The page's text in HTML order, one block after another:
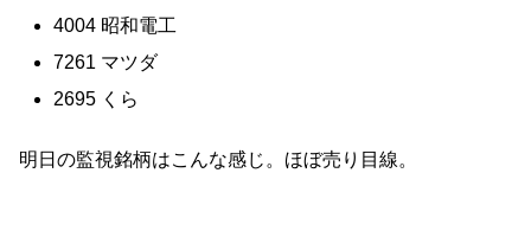
4004 昭和電工
7261 マツダ
2695 くら
明日の監視銘柄はこんな感じ。ほぼ売り目線。